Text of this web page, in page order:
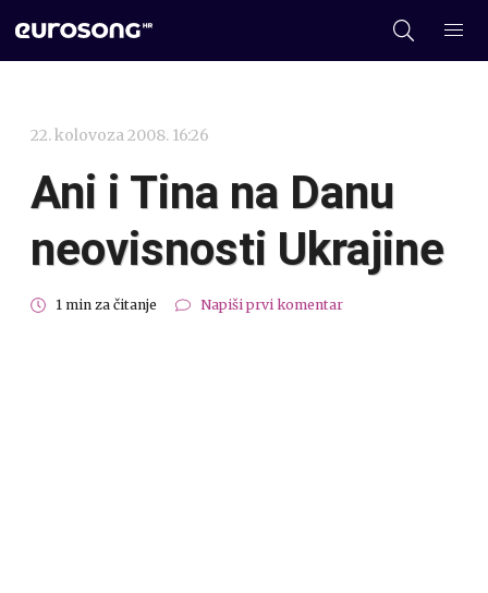
22. kolovoza 2008. 16:26
Ani i Tina na Danu
neovisnosti Ukrajine
1 min za čitanje Napiši prvi komentar